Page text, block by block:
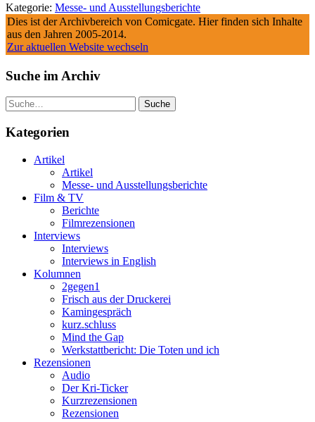
Kategorie: Messe- und Ausstellungsberichte
Dies ist der Archivbereich von Comicgate. Hier finden sich Inhalte
aus den Jahren 2005-2014.
Zur aktuellen Website wechseln
Suche im Archiv
Suche
Kategorien
Artikel
Artikel
Messe- und Ausstellungsberichte
Film & TV
Berichte
Filmrezensionen
Interviews
Interviews
Interviews in English
Kolumnen
2gegen1
Frisch aus der Druckerei
Kamingespräch
kurz.schluss
Mind the Gap
Werkstattbericht: Die Toten und ich
Rezensionen
Audio
Der Kri-Ticker
Kurzrezensionen
Rezensionen